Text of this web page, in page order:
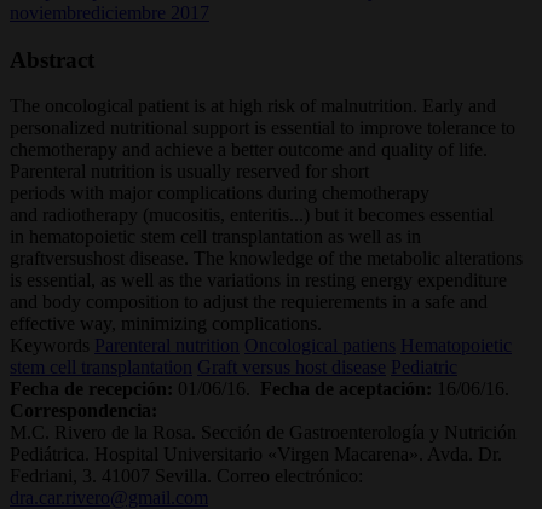
noviembrediciembre 2017
Abstract
The oncological patient is at high risk of malnutrition. Early and
personalized nutritional support is essential to improve tolerance to
chemotherapy and achieve a better outcome and quality of life.
Parenteral nutrition is usually reserved for short
periods with major complications during chemotherapy
and radiotherapy (mucositis, enteritis...) but it becomes essential
in hematopoietic stem cell transplantation as well as in
graftversushost disease. The knowledge of the metabolic alterations
is essential, as well as the variations in resting energy expenditure
and body composition to adjust the requierements in a safe and
effective way, minimizing complications.
Keywords Parenteral nutrition Oncological patiens Hematopoietic
stem cell transplantation
Graft versus host disease Pediatric
Fecha de recepción: 01/06/16. Fecha de aceptación: 16/06/16.
Correspondencia:
M.C. Rivero de la Rosa. Sección de Gastroenterología y Nutrición
Pediátrica. Hospital Universitario «Virgen Macarena». Avda. Dr.
Fedriani, 3. 41007 Sevilla. Correo electrónico:
dra.car.rivero@gmail.com